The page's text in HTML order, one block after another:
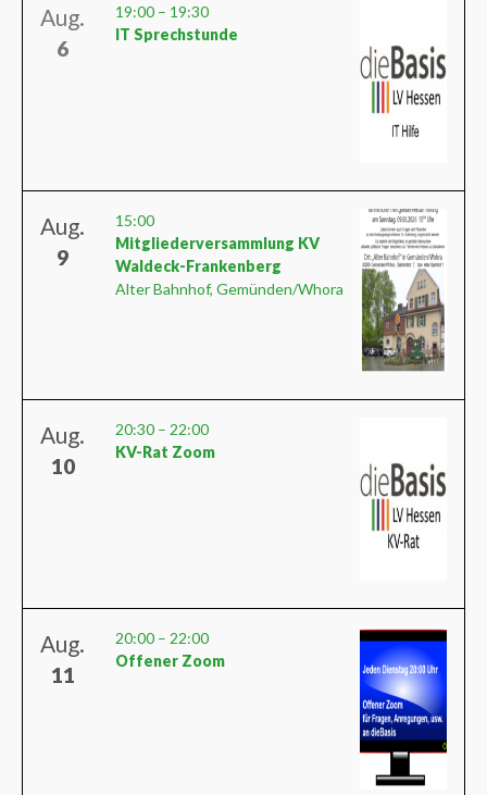
Aug.
6
19:00 – 19:30
IT Sprechstunde
Aug.
9
15:00
Mitgliederversammlung KV
Waldeck-Frankenberg
Alter Bahnhof, Gemünden/Whora
Aug.
10
20:30 – 22:00
KV-Rat Zoom
Aug.
11
20:00 – 22:00
Offener Zoom